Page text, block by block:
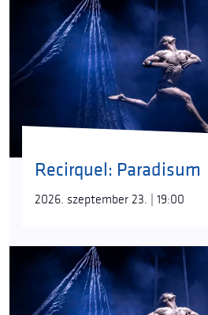
Recirquel: Paradisum
2026. szeptember 23. | 19:00